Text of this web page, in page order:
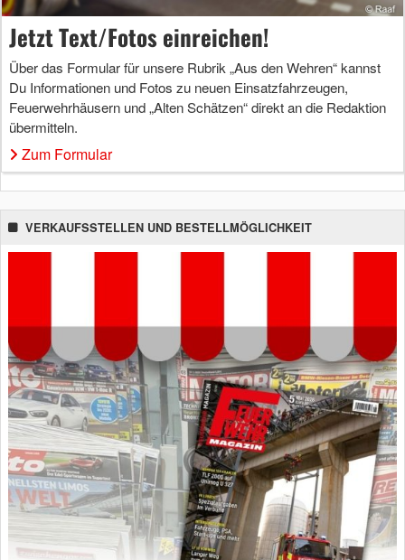
Jetzt Text/Fotos einreichen!
Über das Formular für unsere Rubrik „Aus den Wehren“ kannst
Du Informationen und Fotos zu neuen Einsatzfahrzeugen,
Feuerwehrhäusern und „Alten Schätzen“ direkt an die Redaktion
übermitteln.
Zum Formular
VERKAUFSSTELLEN UND BESTELLMÖGLICHKEIT